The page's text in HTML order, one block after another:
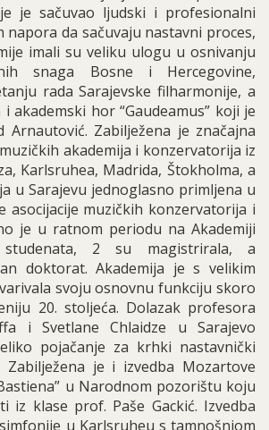
je sačuvao ljudski i profesionalni
napora da sačuvaju nastavni proces,
imali su veliku ulogu u osnivanju
snaga Bosne i Hercegovine,
rada Sarajevske filharmonije, a
akademski hor “Gaudeamus” koji je
Arnautović. Zabilježena je značajna
akademija i konzervatorija iz
Karlsruhea, Madrida, Štokholma, a
u Sarajevu jednoglasno primljena u
asocijacije muzičkih konzervatorija i
je u ratnom periodu na Akademiji
2 su magistrirala, a
doktorat. Akademija je s velikim
svoju osnovnu funkciju skoro
20. stoljeća. Dolazak profesora
i Svetlane Chlaidze u Sarajevo
pojačanje za krhki nastavnički
Zabilježena je i izvedba Mozartove
u Narodnom pozorištu koju
iz klase prof. Paše Gackić. Izvedba
u Karlsruheu s tamnošnjom